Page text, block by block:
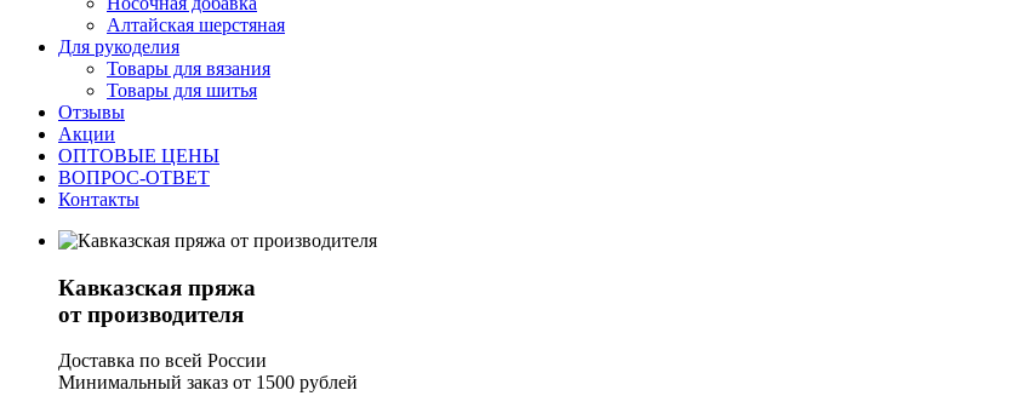
Алтайская шерстяная
Для рукоделия
Товары для вязания
Товары для шитья
Отзывы
Акции
ОПТОВЫЕ ЦЕНЫ
ВОПРОС-ОТВЕТ
Контакты
Кавказская пряжа
от производителя
Доставка по всей России
Минимальный заказ от 1500 рублей